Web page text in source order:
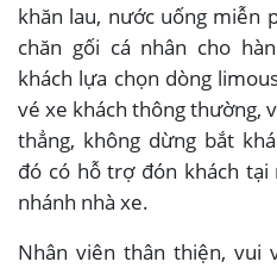
khăn lau, nước uống miễn
chăn gối cá nhân cho
khách lựa chọn dòng
vé xe khách thông thường,
thẳng, không dừng bắt
đó có hỗ trợ đón khách
nhánh nhà xe.
Nhân viên thân thiện, vui